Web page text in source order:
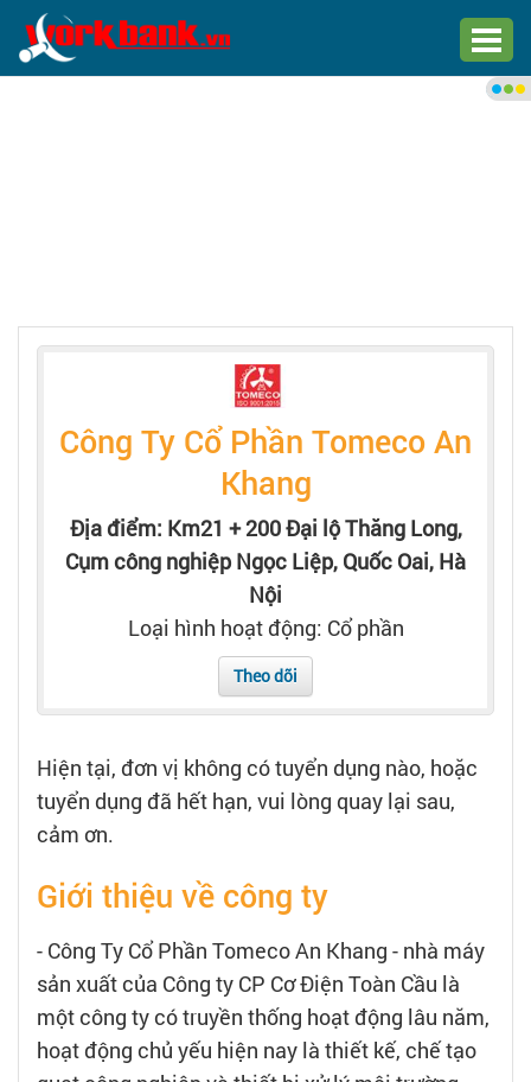
Trang chủ
Tạo hồ sơ
Công Ty Cổ Phần Tomeco An
Khang
Địa điểm: Km21 + 200 Đại lộ Thăng Long,
Cụm công nghiệp Ngọc Liệp, Quốc Oai, Hà
Nội
Loại hình hoạt động: Cổ phần
Theo dõi
Hiện tại, đơn vị không có tuyển dụng nào, hoặc
tuyển dụng đã hết hạn, vui lòng quay lại sau,
cảm ơn.
Giới thiệu về công ty
- Công Ty Cổ Phần Tomeco An Khang - nhà máy
sản xuất của Công ty CP Cơ Điện Toàn Cầu là
một công ty có truyền thống hoạt động lâu năm,
hoạt động chủ yếu hiện nay là thiết kế, chế tạo